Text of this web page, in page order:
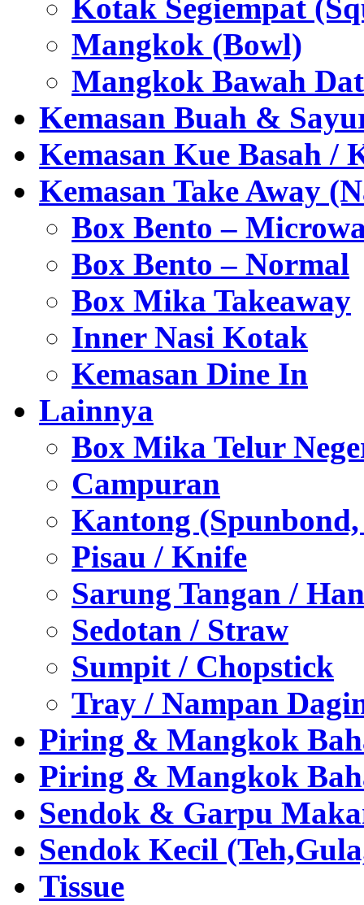
Kotak Segiempat
Mangkok (Bowl)
Mangkok Bawah
Kemasan Buah &
Kemasan Kue Basah /
Kemasan Take Away
Box Bento –
Box Bento – Normal
Box Mika Takeaway
Inner Nasi Kotak
Kemasan Dine In
Lainnya
Box Mika Telur
Campuran
Kantong
Pisau / Knife
Sarung Tangan /
Sedotan / Straw
Sumpit / Chopstick
Tray / Nampan
Piring & Mangkok
Piring & Mangkok
Sendok & Garpu
Sendok Kecil
Tissue